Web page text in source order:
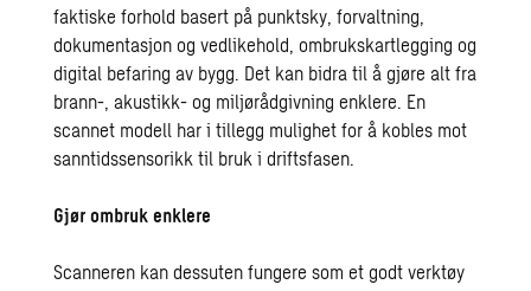
faktiske forhold basert på punktsky, forvaltning,
dokumentasjon og vedlikehold, ombrukskartlegging og
digital befaring av bygg. Det kan bidra til å gjøre alt fra
brann-, akustikk- og miljørådgivning enklere. En
scannet modell har i tillegg mulighet for å kobles mot
sanntidssensorikk til bruk i driftsfasen.
Gjør ombruk enklere
Scanneren kan dessuten fungere som et godt verktøy